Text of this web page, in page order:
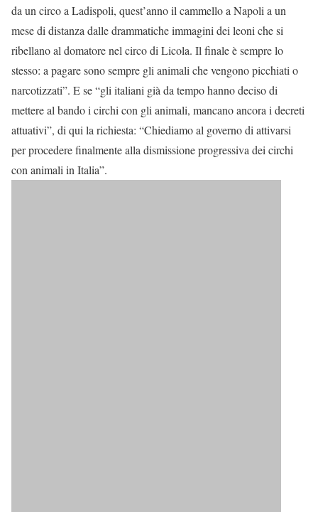
da un circo a Ladispoli, quest’anno il cammello a Napoli a un
mese di distanza dalle drammatiche immagini dei leoni che si
ribellano al domatore nel circo di Licola. Il finale è sempre lo
stesso: a pagare sono sempre gli animali che vengono picchiati o
narcotizzati”. E se “gli italiani già da tempo hanno deciso di
mettere al bando i circhi con gli animali, mancano ancora i decreti
attuativi”, di qui la richiesta: “Chiediamo al governo di attivarsi
per procedere finalmente alla dismissione progressiva dei circhi
con animali in Italia”.